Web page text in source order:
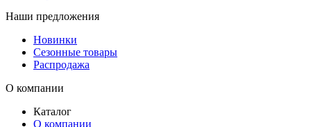
Наши предложения
Новинки
Сезонные товары
Распродажа
О компании
Каталог
О компании